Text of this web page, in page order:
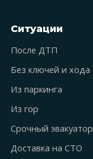
Ситуации
После ДТП
Без ключей и хода
Из паркинга
Из гор
Срочный эвакуатор
Доставка на СТО